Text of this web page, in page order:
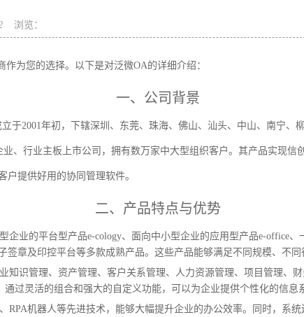
浏览：
为您的选择。以下是对泛微OA的详细介绍：
一、公司背景
于2001年初，下辖深圳、东莞、珠海、佛山、汕头、中山、南宁、
、行业主板上市公司，拥有数万家中大型组织客户。其产品实现信
户提供好用的协同管理软件。
二、产品特点与优势
企业的平台型产品e-cology、面向中小型企业的应用型产品e-office、
签章及印控平台等多款成熟产品。这些产品能够满足不同规模、不同
知识管理、资产管理、客户关系管理、人力资源管理、项目管理、
过灵活的组合和强大的自定义功能，可以为企业提供个性化的信息
RPA机器人等先进技术，能够大幅提升企业的办公效率。同时，系